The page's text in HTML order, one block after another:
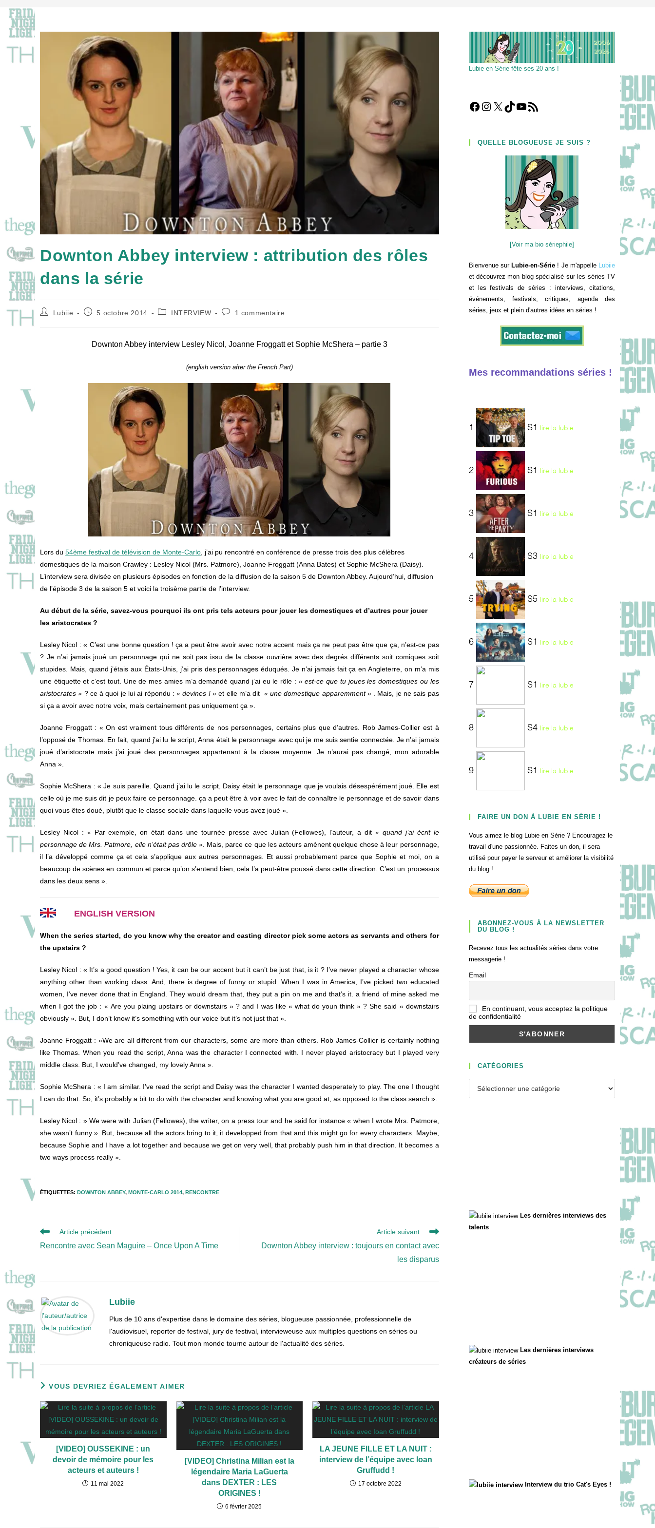
Downton Abbey interview : attribution des rôles
dans la série
Auteur/autrice
Lubiie
Publication
5 octobre 2014
PostINTERVIEW
Commentaires
1 commentaire
Downton Abbey interview Lesley Nicol, Joanne Froggatt et Sophie McShera – partie 3
(english version after the French Part)
Lors du 54ème festival de télévision de Monte-Carlo , j’ai pu rencontré en conférence de presse trois des plus célèbres
domestiques de la maison Crawley : Lesley Nicol (Mrs. Patmore), Joanne Froggatt (Anna Bates) et Sophie McShera (Daisy).
L’interview sera divisée en plusieurs épisodes en fonction de la diffusion de la saison 5 de Downton Abbey. Aujourd’hui, diffusion
de l’épisode 3 de la saison 5 et voici la troisème partie de l’interview.
Au début de la série, savez-vous pourquoi ils ont pris tels acteurs pour jouer les domestiques et d’autres pour jouer
les aristocrates ?
Lesley Nicol : « C’est une bonne question ! ça a peut être avoir avec notre accent mais ça ne peut pas être que ça, n’est-ce pas
? Je n’ai jamais joué un personnage qui ne soit pas issu de la classe ouvrière avec des degrés différents soit comiques soit
stupides. Mais, quand j’étais aux États-Unis, j’ai pris des personnages éduqués. Je n’ai jamais fait ça en Angleterre, on m’a mis
une étiquette et c’est tout. Une de mes amies m’a demandé quand j’ai eu le rôle : « est-ce que tu joues les domestiques ou les
aristocrates » ? ce à quoi je lui ai répondu :« devines ! » et elle m’a dit « une domestique apparemment ». Mais, je ne sais pas
si ça a avoir avec notre voix, mais certainement pas uniquement ça ».
Joanne Froggatt: « On est vraiment tous différents de nos personnages, certains plus que d’autres. Rob James-Collier est à
l’opposé de Thomas. En fait, quand j’ai lu le script, Anna était le personnage avec qui je me suis sentie connectée. Je n’ai jamais
joué d’aristocrate mais j’ai joué des personnages appartenant à la classe moyenne. Je n’aurai pas changé, mon adorable
Anna ».
Sophie McShera : « Je suis pareille. Quand j’ai lu le script, Daisy était le personnage que je voulais désespérément joué. Elle est
celle où je me suis dit je peux faire ce personnage. ça a peut être à voir avec le fait de connaître le personnage et de savoir dans
quoi vous êtes doué, plutôt que le classe sociale dans laquelle vous avez joué ».
Lesley Nicol : « Par exemple, on était dans une tournée presse avec Julian (Fellowes), l’auteur, a dit« quand j’ai écrit le
personnage de Mrs. Patmore, elle n’était pas drôle » . Mais, parce ce que les acteurs amènent quelque chose à leur personnage,
il l’a développé comme ça et cela s’applique aux autres personnages. Et aussi probablement parce que Sophie et moi, on a
beaucoup de scènes en commun et parce qu’on s’entend bien, cela l’a peut-être poussé dans cette direction. C’est un processus
dans les deux sens ».
ENGLISH VERSION
When the series started, do you know why the creator and casting director pick some actors as servants and others for
the upstairs ?
Lesley Nicol : « It’s a good question ! Yes, it can be our accent but it can’t be just that, is it ? I’ve never played a character whose
anything other than working class. And, there is degree of funny or stupid. When I was in America, I’ve picked two educated
women, I’ve never done that in England. They would dream that, they put a pin on me and that’s it. a friend of mine asked me
when I got the job : « Are you plaing upstairs or downstairs » ? and I was like « what do youn think » ? She said « downstairs
obviously ». But, I don’t know it’s something with our voice but it’s not just that ».
Joanne Froggatt: »We are all different from our characters, some are more than others. Rob James-Collier is certainly nothing
like Thomas. When you read the script, Anna was the character I connected with. I never played aristocracy but I played very
middle class. But, I would’ve changed, my lovely Anna ».
Sophie McShera : « I am similar. I’ve read the script and Daisy was the character I wanted desperately to play. The one I thought
I can do that. So, it’s probably a bit to do with the character and knowing what you are good at, as opposed to the class search ».
Lesley Nicol : » We were with Julian (Fellowes), the writer, on a press tour and he said for instance « when I wrote Mrs. Patmore,
she wasn’t funny ». But, because all the actors bring to it, it developped from that and this might go for every characters. Maybe,
because Sophie and I have a lot together and because we get on very well, that probably push him in that direction. It becomes a
two ways process really ».
ÉTIQUETTES: DOWNTON ABBEY, MONTE-CARLO 2014, RENCONTRE
Read
articles
Article précédent
Rencontre avec Sean Maguire – Once Upon A Time
Article suivant
Downton Abbey interview : toujours en contact avec
les disparus
Lubiie
Plus de 10 ans d'expertise dans le domaine des séries, blogueuse passionnée, professionnelle de
l'audiovisuel, reporter de festival, jury de festival, intervieweuse aux multiples questions en séries ou
chroniqueuse radio. Tout mon monde tourne autour de l'actualité des séries.
VOUS DEVRIEZ ÉGALEMENT AIMER
[VIDEO] OUSSEKINE : un
devoir de mémoire pour les
acteurs et auteurs !
11 mai 2022
[VIDEO] Christina Milian est la
légendaire Maria LaGuerta
dans DEXTER : LES
ORIGINES !
6 février 2025
LA JEUNE FILLE ET LA NUIT :
interview de l’équipe avec Ioan
Gruffudd !
17 octobre 2022
Lubie en Série fête ses 20 ans !
Facebook
Instagram
X TikTokYouTube
Flux RSS
QUELLE BLOGUEUSE JE SUIS ?
[Voir ma bio sériephile]
Bienvenue sur Lubie-en-Série ! Je m'appelle Lubiie
et découvrez mon blog spécialisé sur les séries TV
et les festivals de séries : interviews, citations,
événements, festivals, critiques, agenda des
séries, jeux et plein d'autres idées en séries !
Mes recommandations séries !
1 S1 lire la lubie
2 S1 lire la lubie
3 S1 lire la lubie
4 S3 lire la lubie
5 S5 lire la lubie
6 S1 lire la lubie
7 S1 lire la lubie
8 S4 lire la lubie
9 S1 lire la lubie
FAIRE UN DON À LUBIE EN SÉRIE !
Vous aimez le blog Lubie en Série ? Encouragez le
travail d'une passionnée. Faites un don, il sera
utilisé pour payer le serveur et améliorer la visibilité
du blog !
ABONNEZ-VOUS À LA NEWSLETTER
DU BLOG !
Recevez tous les actualités séries dans votre
messagerie !
Email
En continuant, vous acceptez la politique
de confidentialité
CATÉGORIES
Les dernières interviews des
talents
Les dernières interviews
créateurs de séries
Interview du trio Cat's Eyes !